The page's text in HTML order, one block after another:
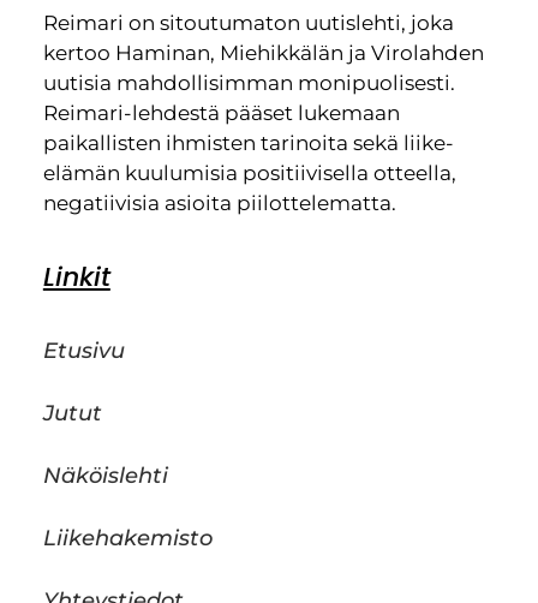
Reimari on sitoutumaton uutislehti, joka
kertoo Haminan, Miehikkälän ja Virolahden
uutisia mahdollisimman monipuolisesti.
Reimari-lehdestä pääset lukemaan
paikallisten ihmisten tarinoita sekä liike-
elämän kuulumisia positiivisella otteella,
negatiivisia asioita piilottelematta.
Linkit
Etusivu
Jutut
Näköislehti
Liikehakemisto